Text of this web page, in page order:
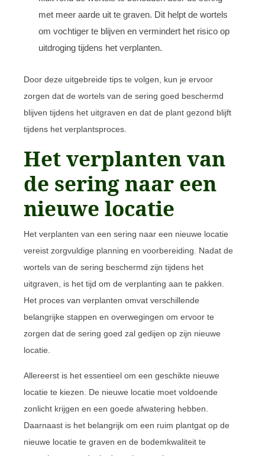
met meer aarde uit te graven. Dit helpt de wortels
om vochtiger te blijven en vermindert het risico op
uitdroging tijdens het verplanten.
Door deze uitgebreide tips te volgen, kun je ervoor
zorgen dat de wortels van de sering goed beschermd
blijven tijdens het uitgraven en dat de plant gezond blijft
tijdens het verplantsproces.
Het verplanten van
de sering naar een
nieuwe locatie
Het verplanten van een sering naar een nieuwe locatie
vereist zorgvuldige planning en voorbereiding. Nadat de
wortels van de sering beschermd zijn tijdens het
uitgraven, is het tijd om de verplanting aan te pakken.
Het proces van verplanten omvat verschillende
belangrijke stappen en overwegingen om ervoor te
zorgen dat de sering goed zal gedijen op zijn nieuwe
locatie.
Allereerst is het essentieel om een geschikte nieuwe
locatie te kiezen. De nieuwe locatie moet voldoende
zonlicht krijgen en een goede afwatering hebben.
Daarnaast is het belangrijk om een ruim plantgat op de
nieuwe locatie te graven en de bodemkwaliteit te